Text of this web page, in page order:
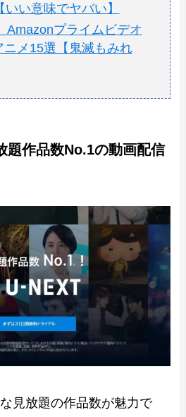
いい意味でヤバい】
Amazonプライムビデオ
ニメ15選【鬼滅もみれ
題作品数No.1の動画配信
見放題の作品数が魅力で